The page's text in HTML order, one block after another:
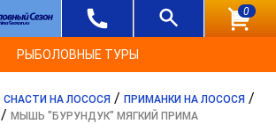
0
РЫБОЛОВНЫЕ ТУРЫ
СНАСТИ НА ЛОСОСЯ / ПРИМАНКИ НА ЛОСОСЯ /
/ МЫШЬ "БУРУНДУК" МЯГКИЙ ПРИМА